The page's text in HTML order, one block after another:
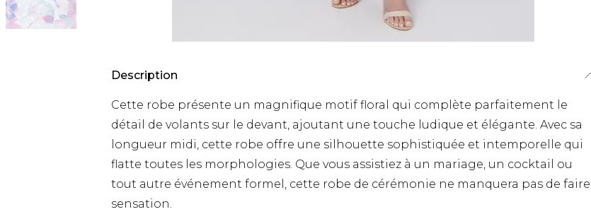
Description
Cette robe présente un magnifique motif floral qui complète parfaitement le
détail de volants sur le devant, ajoutant une touche ludique et élégante. Avec sa
longueur midi, cette robe offre une silhouette sophistiquée et intemporelle qui
flatte toutes les morphologies. Que vous assistiez à un mariage, un cocktail ou
tout autre événement formel, cette robe de cérémonie ne manquera pas de faire
sensation.